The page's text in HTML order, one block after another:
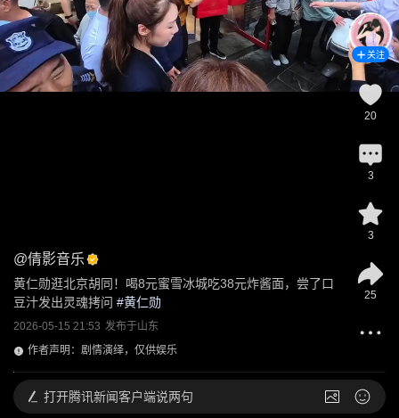
@倩影音乐
黄仁勋逛北京胡同！喝8元蜜雪冰城吃38元炸酱面，尝了口
豆汁发出灵魂拷问 #黄仁勋
2026-05-15 21:53 发布于山东
作者声明：剧情演绎，仅供娱乐
关注
20
3
3
25
打开腾讯新闻客户端说两句